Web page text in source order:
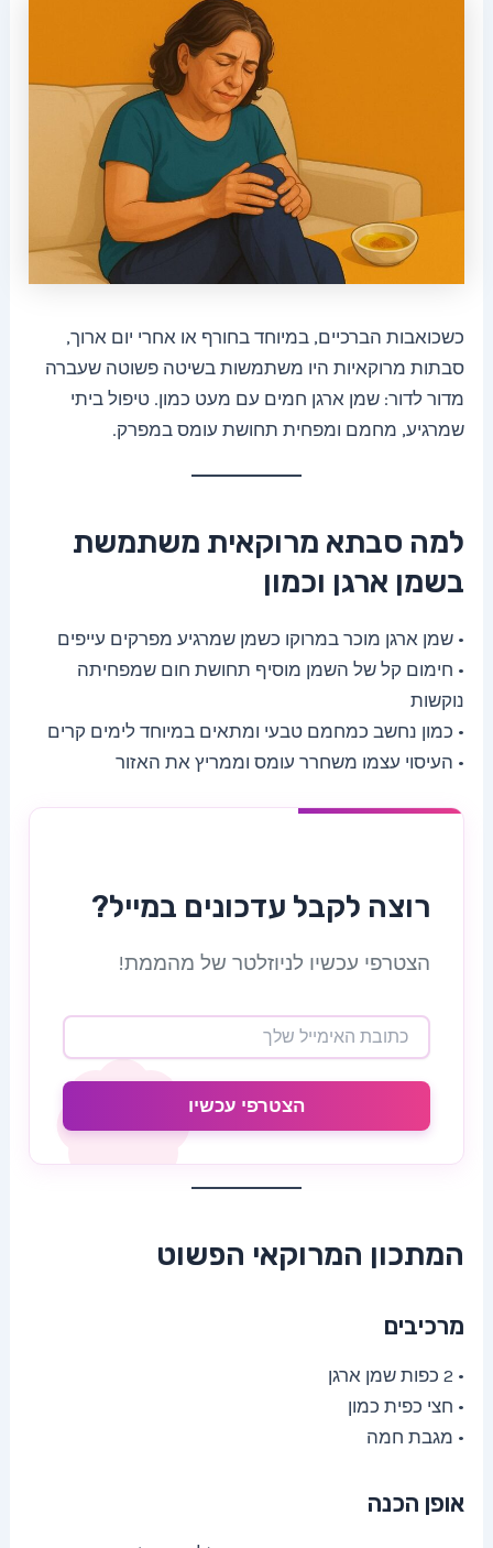
כשכואבות הברכיים, במיוחד בחורף או אחרי יום ארוך,
סבתות מרוקאיות היו משתמשות בשיטה פשוטה שעברה
מדור לדור: שמן ארגן חמים עם מעט כמון. טיפול ביתי
שמרגיע, מחמם ומפחית תחושת עומס במפרק.
למה סבתא מרוקאית משתמשת
בשמן ארגן וכמון
• שמן ארגן מוכר במרוקו כשמן שמרגיע מפרקים עייפים
• חימום קל של השמן מוסיף תחושת חום שמפחיתה
נוקשות
• כמון נחשב כמחמם טבעי ומתאים במיוחד לימים קרים
• העיסוי עצמו משחרר עומס וממריץ את האזור
רוצה לקבל עדכונים במייל?
הצטרפי עכשיו לניוזלטר של מהממת!
הצטרפי עכשיו
המתכון המרוקאי הפשוט
מרכיבים
• 2 כפות שמן ארגן
• חצי כפית כמון
• מגבת חמה
אופן הכנה